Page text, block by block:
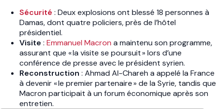
Sécurité : Deux explosions ont blessé 18 personnes à
Damas, dont quatre policiers, près de l’hôtel
présidentiel.
Visite : Emmanuel Macron a maintenu son programme,
assurant que « la visite se poursuit » lors d’une
conférence de presse avec le président syrien.
Reconstruction : Ahmad Al-Chareh a appelé la France
à devenir « le premier partenaire » de la Syrie, tandis que
Macron participait à un forum économique après son
entretien.